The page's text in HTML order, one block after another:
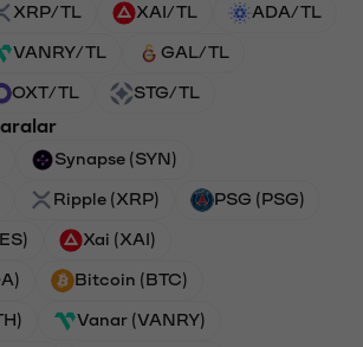
XRP/TL XAI/TL ADA/TL
VANRY/TL GAL/TL
OXT/TL STG/TL
Synapse (SYN)
Ripple (XRP) PSG (PSG)
Xai (XAI)
Bitcoin (BTC)
Vanar (VANRY)